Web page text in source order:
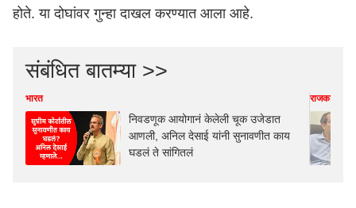
होते. या दोघांवर गुन्हा दाखल करण्यात आला आहे.
संबंधित बातम्या >>
भारत
निवडणूक आयोगानं केलेली चूक उजेडात
आणली, अनिल देसाई यांनी सुनावणीत काय
घडलं ते सांगितलं
राजकारण